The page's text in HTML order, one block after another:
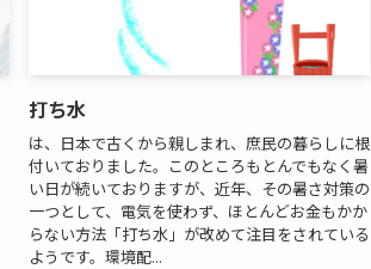
打ち水
は、日本で古くから親しまれ、庶民の暮らしに根
付いておりました。このところもとんでもなく暑
い日が続いておりますが、近年、その暑さ対策の
一つとして、電気を使わず、ほとんどお金もかか
らない方法「打ち水」が改めて注目をされている
ようです。環境配...